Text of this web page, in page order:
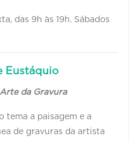
das 9h às 19h. Sábados
Eustáquio
da Gravura
tema a paisagem e a
de gravuras da artista